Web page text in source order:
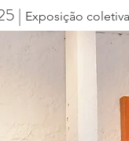
| Exposição